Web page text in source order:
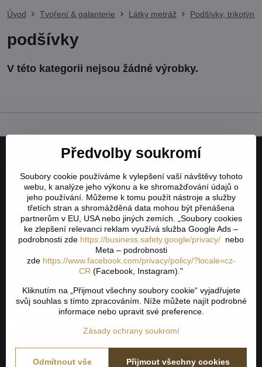
Úvod Tvoření & galanterie Látky metráž Podšívky, trikotýn
podšívky
Naše společnost
Jak to všechno začalo
Obchodní podmínky
Odstoupení od smlouvy
Nevyzvednutá objednávka na dobírku
GDPR
Kontakt
Důvody proč nákup u nás
Předvolby soukromí
Soubory cookie používáme k vylepšení vaší návštěvy tohoto
webu, k analýze jeho výkonu a ke shromažďování údajů o
jeho používání. Můžeme k tomu použít nástroje a služby
třetích stran a shromážděná data mohou být přenášena
partnerům v EU, USA nebo jiných zemích. „Soubory cookies
ke zlepšení relevanci reklam využívá služba Google Ads –
podrobnosti zde https://business.safety.google/privacy/ nebo
Meta – podrobnosti
zde https://www.facebook.com/privacy/policy/?locale=cz-
CR (Facebook, Instagram)."
Kliknutím na „Přijmout všechny soubory cookie“ vyjadřujete
svůj souhlas s tímto zpracováním. Níže můžete najít podrobné
informace nebo upravit své preference.
Zásady ochrany soukromí
Přijmout všechny cookies
Odmítnout vše